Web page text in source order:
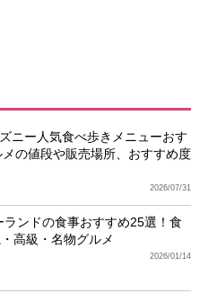
ニー人気食べ歩きメニューおす
の値段や販売場所、おすすめ度
2026/07/31
ランドの食事おすすめ25選！食
高級・名物グルメ
2026/01/14